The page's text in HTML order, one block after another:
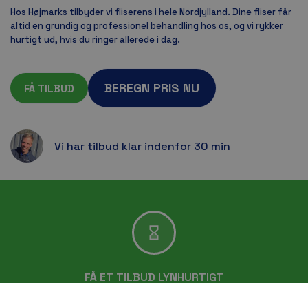
Hos Højmarks tilbyder vi fliserens i hele Nordjylland. Dine fliser får
altid en grundig og professionel behandling hos os, og vi rykker
hurtigt ud, hvis du ringer allerede i dag.
FÅ TILBUD BEREGN PRIS NU
Vi har tilbud klar indenfor 30 min
FÅ ET TILBUD LYNHURTIGT